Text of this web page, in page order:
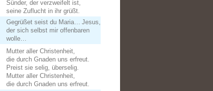
Sünder, der verzweifelt ist,
seine Zuflucht in ihr grüßt.
Gegrüßet seist du Maria… Jesus,
der sich selbst mir offenbaren
wolle…
Mutter aller Christenheit,
die durch Gnaden uns erfreut.
Preist sie selig, überselig.
Mutter aller Christenheit,
die durch Gnaden uns erfreut.